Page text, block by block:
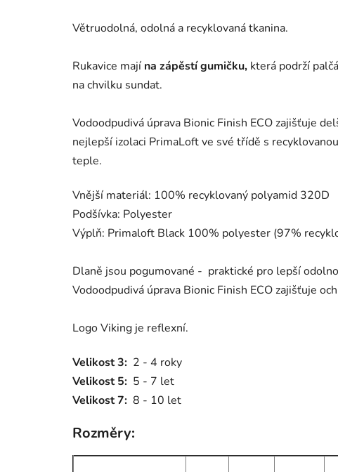
Větruodolná, odolná a recyklovaná tkanina.
Rukavice mají na zápěstí gumičku, která podrží
na chvilku sundat.
Vodoodpudivá úprava Bionic Finish ECO zajišťuje
nejlepší izolaci PrimaLoft ve své třídě s
teple.
Vnější materiál: 100% recyklovaný polyamid 320D
Podšívka: Polyester
Výplň: Primaloft Black 100% polyester (97%
Dlaně jsou pogumované - praktické pro lepší
Vodoodpudivá úprava Bionic Finish ECO zajišťuje
Logo Viking je reflexní.
Velikost 3: 2 - 4 roky
Velikost 5: 5 - 7 let
Velikost 7: 8 - 10 let
Rozměry: